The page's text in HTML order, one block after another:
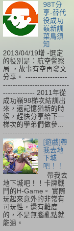
98T分
享-替代
役成功
嶺新訓
菜鳥須
知
2013/04/19增 -選定
的役別是：航空警察
局 ，故事有空再發文
分享。 -----------------
---------------------------
------------- 2011年從
成功嶺98梯次結訓出
來，還記憶猶新的時
候，趕快分享給下一
梯次的學弟們做參...
[遊戲]帶
我去地
下城
吧！！
帶我去
地下城吧！！卡牌戰
鬥的H-Game。 實際
玩起來意外的非常有
可玩性，還有難度
的，不是無腦亂點就
能過。